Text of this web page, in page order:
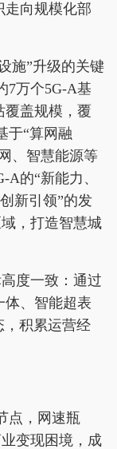
走向规模化部
施”升级的关键
7万个5G-A基
覆盖规模，覆
于“算网融
、智慧能源等
的“新能力、
新引领”的发
，打造智慧城
度一致：通过
体、智能超表
，积累运营经
点，网速瓶
变现困境，成